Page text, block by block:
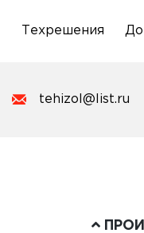
Техрешения
tehizol@list.ru